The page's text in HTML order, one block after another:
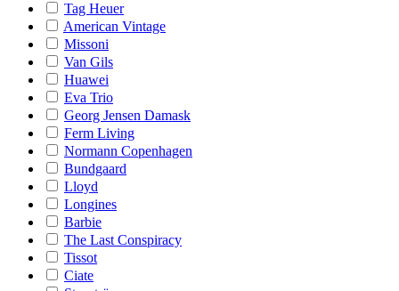
Tag Heuer
American Vintage
Missoni
Van Gils
Huawei
Eva Trio
Georg Jensen Damask
Ferm Living
Normann Copenhagen
Bundgaard
Lloyd
Longines
Barbie
The Last Conspiracy
Tissot
Ciate